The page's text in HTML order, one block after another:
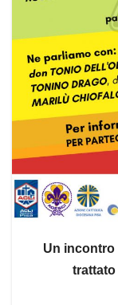
Un incontro
trattato